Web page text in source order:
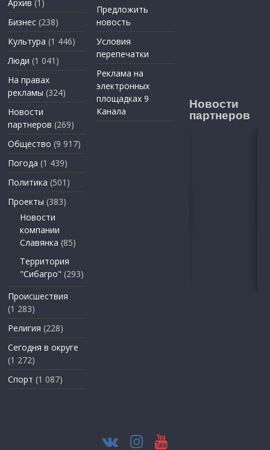
Архив (1)
Бизнес (238)
Культура (1 446)
Люди (1 041)
На правах
рекламы (324)
Новости
партнеров (269)
Общество (9 917)
Погода (1 439)
Политика (501)
Проекты (383)
Новости
компании
Славянка (85)
Территория
"Сибагро" (293)
Происшествия
(1 283)
Религия (228)
Сегодня в округе
(1 272)
Спорт (1 087)
Предложить
новость
Условия
перепечатки
Реклама на
электронных
площадках 9
Канала
Новости
партнеров